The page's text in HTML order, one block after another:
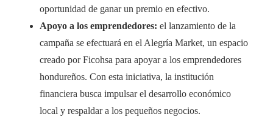
oportunidad de ganar un premio en efectivo.
Apoyo a los emprendedores: el lanzamiento de la
campaña se efectuará en el Alegría Market, un espacio
creado por Ficohsa para apoyar a los emprendedores
hondureños. Con esta iniciativa, la institución
financiera busca impulsar el desarrollo económico
local y respaldar a los pequeños negocios.